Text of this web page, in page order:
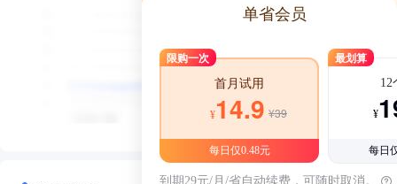
单省会员
限购一次
首月试用
¥14.9 ¥39
每日仅0.48元
最划算
12
¥
每日
到期29元/月/省自动续费，可随时取消。